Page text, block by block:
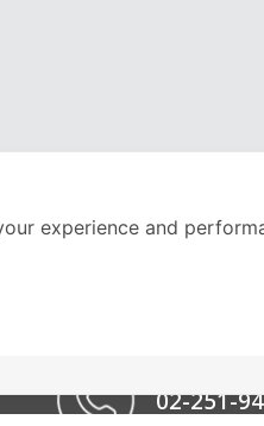
02-251-
experience and